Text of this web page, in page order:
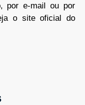
por e-mail ou por
o site oficial do